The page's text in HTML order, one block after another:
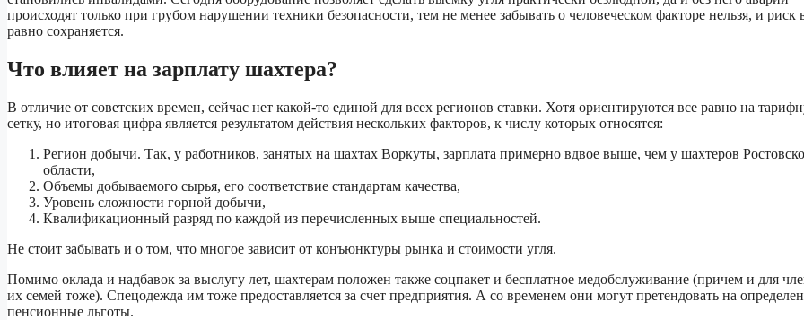
происходят только при грубом нарушении техники безопасности, тем не менее забывать о человеческом факторе нельзя, и риск
равно сохраняется.
Что влияет на зарплату шахтера?
В отличие от советских времен, сейчас нет какой-то единой для всех регионов ставки. Хотя ориентируются все равно на
сетку, но итоговая цифра является результатом действия нескольких факторов, к числу которых относятся:
Регион добычи. Так, у работников, занятых на шахтах Воркуты, зарплата примерно вдвое выше, чем у шахтеров
области,
Объемы добываемого сырья, его соответствие стандартам качества,
Уровень сложности горной добычи,
Квалификационный разряд по каждой из перечисленных выше специальностей.
Не стоит забывать и о том, что многое зависит от конъюнктуры рынка и стоимости угля.
Помимо оклада и надбавок за выслугу лет, шахтерам положен также соцпакет и бесплатное медобслуживание (причем и для
их семей тоже). Спецодежда им тоже предоставляется за счет предприятия. А со временем они могут претендовать на
пенсионные льготы.